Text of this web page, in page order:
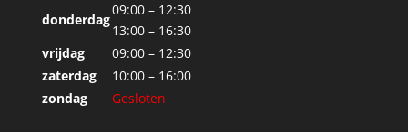
donderdag
09:00 – 12:30
13:00 – 16:30
vrijdag
09:00 – 12:30
zaterdag
10:00 – 16:00
zondag
Gesloten